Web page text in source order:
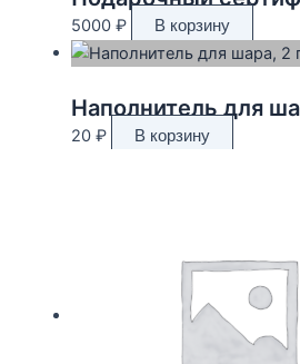
5000 ₽ В корзину
Наполнитель для
20 ₽ В корзину